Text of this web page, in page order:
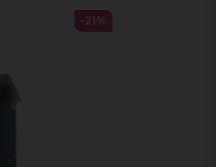
-21%